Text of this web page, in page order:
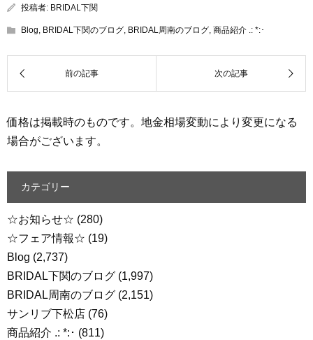
投稿者: BRIDAL下関
Blog, BRIDAL下関のブログ, BRIDAL周南のブログ, 商品紹介 .: *:･
価格は掲載時のものです。地金相場変動により変更になる
場合がございます。
カテゴリー
☆お知らせ☆ (280)
☆フェア情報☆ (19)
Blog (2,737)
BRIDAL下関のブログ (1,997)
BRIDAL周南のブログ (2,151)
サンリブ下松店 (76)
商品紹介 .: *:･ (811)